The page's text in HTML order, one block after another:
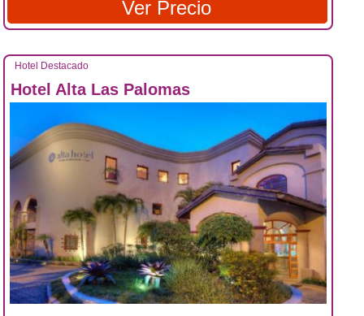
Ver Precio
Hotel Destacado
Hotel Alta Las Palomas